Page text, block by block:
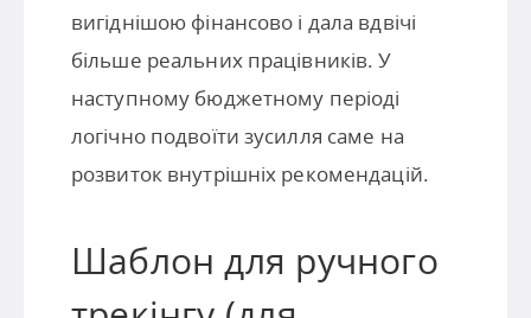
вигіднішою фінансово і дала вдвічі
більше реальних працівників. У
наступному бюджетному періоді
логічно подвоїти зусилля саме на
розвиток внутрішніх рекомендацій.
Шаблон для ручного